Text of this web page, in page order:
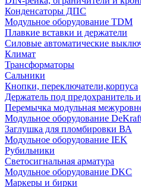
Конденсаторы ДПС
Модульное оборудование TDM
Плавкие вставки и держатели
Силовые автоматические
Климат
Трансформаторы
Сальники
Кнопки, переключатели,корпуса
Держатель под предохранитель
Перемычка модульная
Модульное оборудование
Заглушка для пломбировки ВА
Модульное оборудование IEK
Рубильники
Светосигнальная арматура
Модульное оборудование DKC
Маркеры и бирки